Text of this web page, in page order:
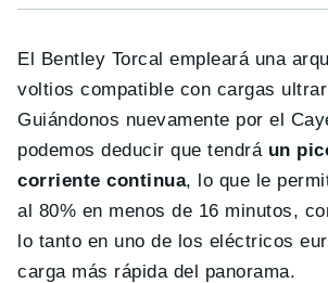
El Bentley Torcal empleará una
voltios compatible con cargas
Guiándonos nuevamente por el
podemos deducir que tendrá un
corriente continua, lo que le
al 80% en menos de 16 minutos,
lo tanto en uno de los eléctricos
carga más rápida del panorama.